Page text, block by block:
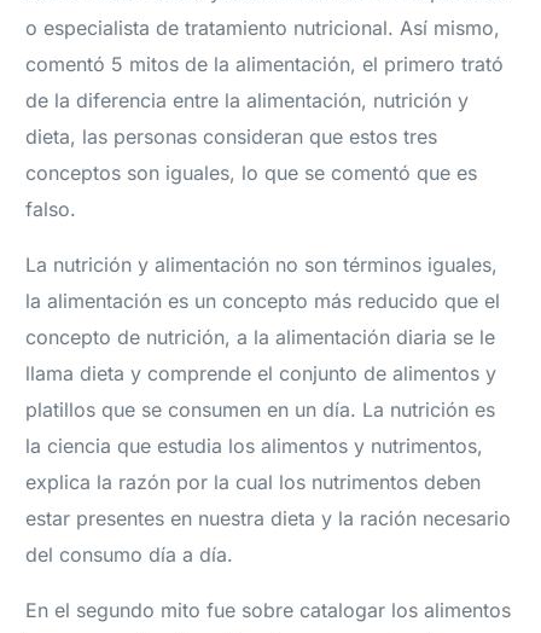
o especialista de tratamiento nutricional. Así mismo,
comentó 5 mitos de la alimentación, el primero trató
de la diferencia entre la alimentación, nutrición y
dieta, las personas consideran que estos tres
conceptos son iguales, lo que se comentó que es
falso.
La nutrición y alimentación no son términos iguales,
la alimentación es un concepto más reducido que el
concepto de nutrición, a la alimentación diaria se le
llama dieta y comprende el conjunto de alimentos y
platillos que se consumen en un día. La nutrición es
la ciencia que estudia los alimentos y nutrimentos,
explica la razón por la cual los nutrimentos deben
estar presentes en nuestra dieta y la ración necesario
del consumo día a día.
En el segundo mito fue sobre catalogar los alimentos